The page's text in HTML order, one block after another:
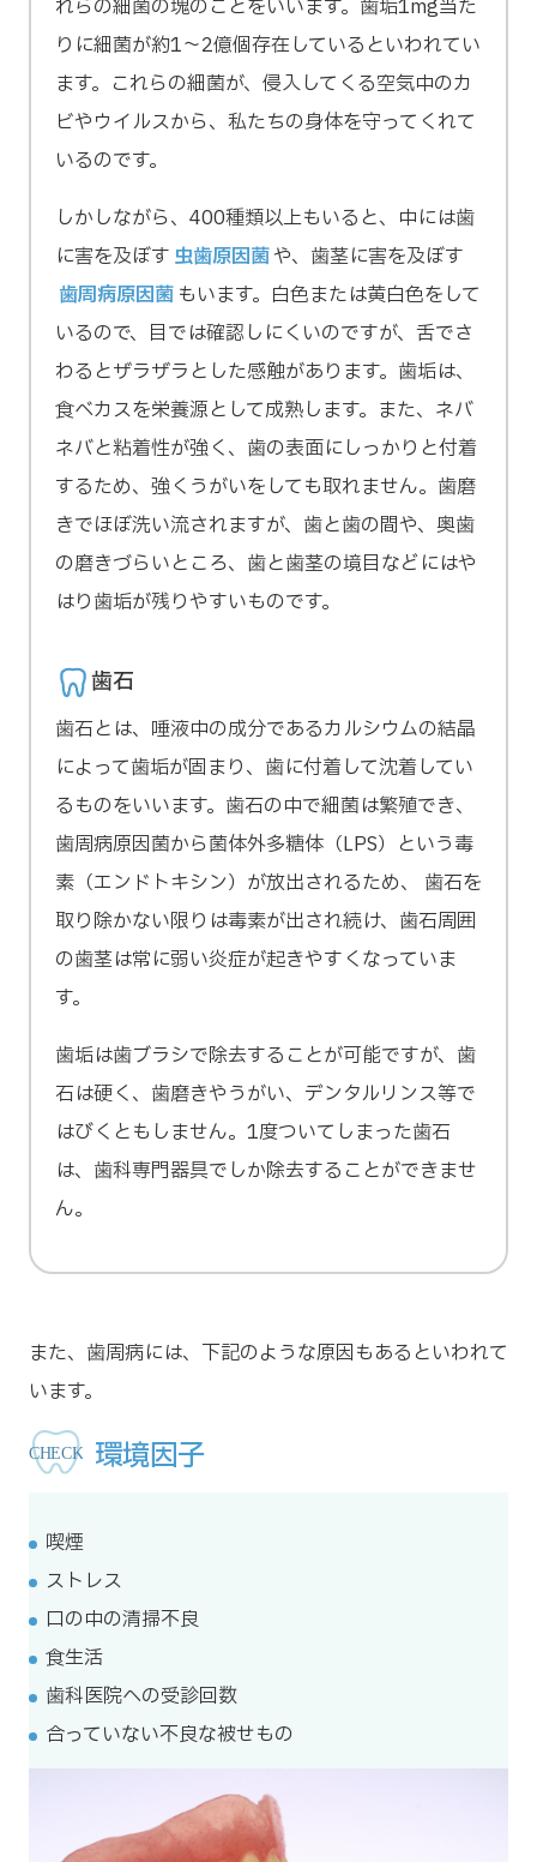
れらの細菌の塊のことをいいます。歯垢1mg当た
りに細菌が約1～2億個存在しているといわれてい
ます。これらの細菌が、侵入してくる空気中のカ
ビやウイルスから、私たちの身体を守ってくれて
いるのです。
しかしながら、400種類以上もいると、中には歯
に害を及ぼす 虫歯原因菌や、歯茎に害を及ぼす
歯周病原因菌 もいます。白色または黄白色をして
いるので、目では確認しにくいのですが、舌でさ
わるとザラザラとした感触があります。歯垢は、
食べカスを栄養源として成熟します。また、ネバ
ネバと粘着性が強く、歯の表面にしっかりと付着
するため、強くうがいをしても取れません。歯磨
きでほぼ洗い流されますが、歯と歯の間や、奥歯
の磨きづらいところ、歯と歯茎の境目などにはや
はり歯垢が残りやすいものです。
歯石
歯石とは、唾液中の成分であるカルシウムの結晶
によって歯垢が固まり、歯に付着して沈着してい
るものをいいます。歯石の中で細菌は繁殖でき、
歯周病原因菌から菌体外多糖体（LPS）という毒
素（エンドトキシン）が放出されるため、 歯石を
取り除かない限りは毒素が出され続け、歯石周囲
の歯茎は常に弱い炎症が起きやすくなっていま
す。
歯垢は歯ブラシで除去することが可能ですが、歯
石は硬く、歯磨きやうがい、デンタルリンス等で
はびくともしません。1度ついてしまった歯石
は、歯科専門器具でしか除去することができませ
ん。
また、歯周病には、下記のような原因もあるといわれて
います。
環境因子
喫煙
ストレス
口の中の清掃不良
食生活
歯科医院への受診回数
合っていない不良な被せもの